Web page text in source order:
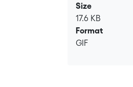
Size
17.6 KB
Format
GIF